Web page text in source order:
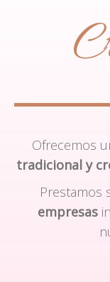
Ofrecemos
tradicional y
Prestamos
empresas